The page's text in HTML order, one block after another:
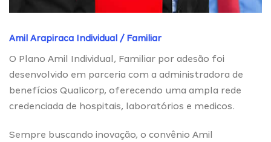
Amil Arapiraca Individual / Familiar
O Plano Amil Individual, Familiar por adesão foi
desenvolvido em parceria com a administradora de
benefícios Qualicorp, oferecendo uma ampla rede
credenciada de hospitais, laboratórios e medicos.
Sempre buscando inovação, o convênio Amil